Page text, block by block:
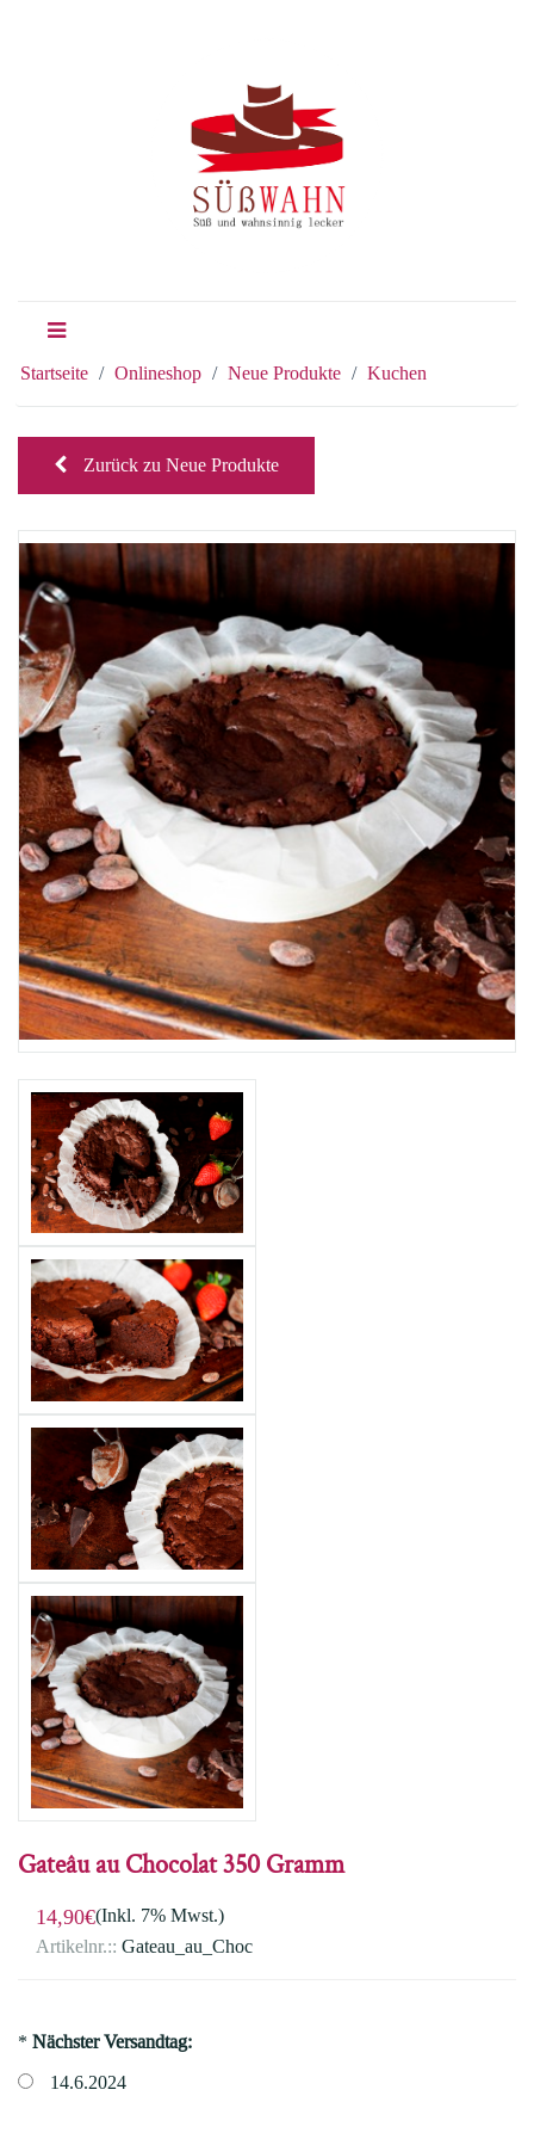
Startseite Onlineshop Neue Produkte Kuchen
Zurück zu Neue Produkte
Gateâu au Chocolat 350 Gramm
14,90€(Inkl. 7% Mwst.)
Artikelnr.:: Gateau_au_Choc
* Nächster Versandtag:
14.6.2024